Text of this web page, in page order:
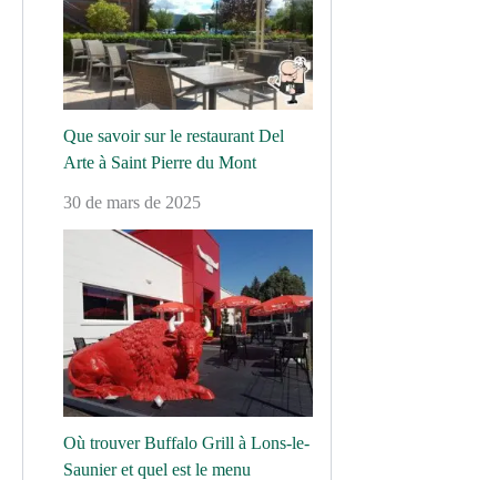
Que savoir sur le restaurant Del
Arte à Saint Pierre du Mont
30 de mars de 2025
Où trouver Buffalo Grill à Lons-le-
Saunier et quel est le menu